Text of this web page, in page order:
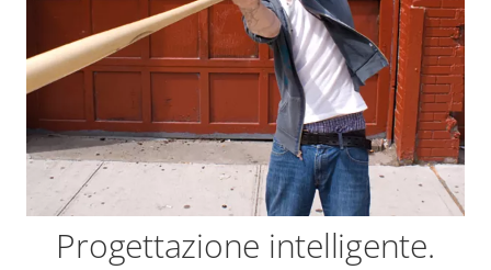
Progettazione intelligente.